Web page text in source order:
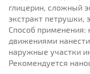
глицерин, сложный
экстракт петрушки,
Способ
движениями
наружные участки
Рекомендуется